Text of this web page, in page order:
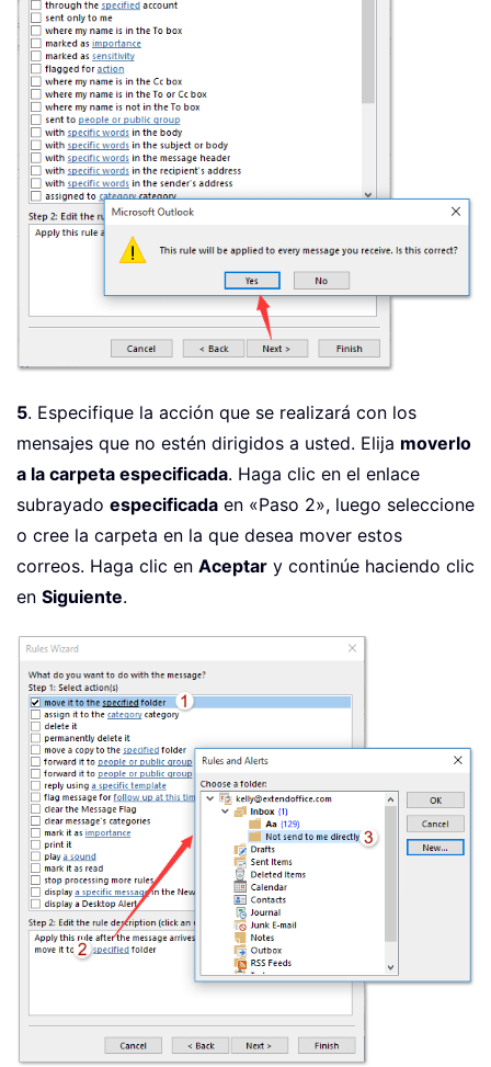
5. Especifique la acción que se realizará con los
mensajes que no estén dirigidos a usted. Elija moverlo
a la carpeta especificada. Haga clic en el enlace
subrayado especificada en «Paso 2», luego seleccione
o cree la carpeta en la que desea mover estos
correos. Haga clic en Aceptar y continúe haciendo clic
en Siguiente.